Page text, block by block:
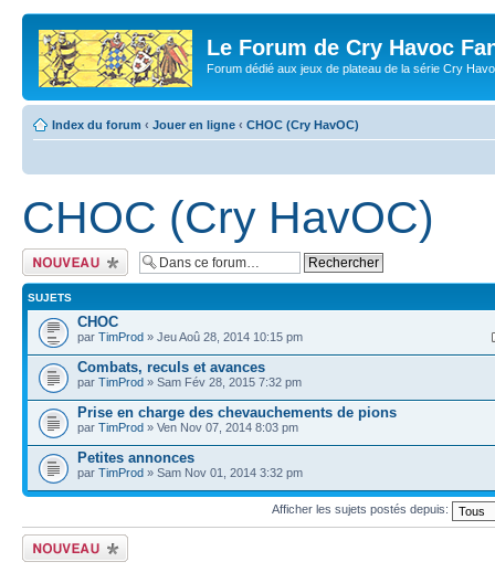
Le Forum de Cry Havoc
Forum dédié aux jeux de plateau de la série Cry
Index du forum ‹ Jouer en ligne ‹ CHOC (Cry HavOC)
CHOC (Cry HavOC)
Écrire un nouveau
sujet
SUJETS
CHOC
par TimProd » Jeu Aoû 28, 2014 10:15 pm
Combats, reculs et avances
par TimProd » Sam Fév 28, 2015 7:32 pm
Prise en charge des chevauchements de pions
par TimProd » Ven Nov 07, 2014 8:03 pm
Petites annonces
par TimProd » Sam Nov 01, 2014 3:32 pm
Afficher les sujets postés depuis:
Écrire un nouveau
sujet